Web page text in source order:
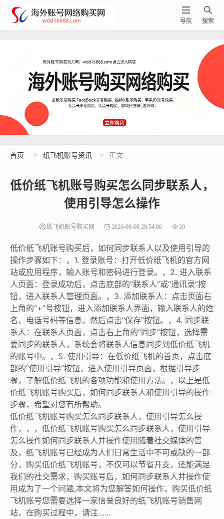

搜索

导航
首页  纸飞机账号资讯  正文
低价纸飞机账号购买怎么同步联系人，
使用引导怎么操作
纸飞机账号购买网 2026-08-08 20:54:06 20
低价纸飞机账号购买后，如何同步联系人以及使用引导的
操作步骤如下：，1. 登录账号：打开低价纸飞机的官方网
站或应用程序，输入账号和密码进行登录。，2. 进入联系
人页面：登录成功后，点击底部的“联系人”或“通讯录”按
钮，进入联系人管理页面。，3. 添加联系人：点击页面右
上角的“+”号按钮，进入添加联系人界面，输入联系人的姓
名、电话号码等信息，然后点击“保存”按钮。，4. 同步联
系人：在联系人页面，点击右上角的“同步”按钮，选择需
要同步的联系人，系统会将联系人信息同步到低价纸飞机
的账号中。，5. 使用引导：在低价纸飞机的首页，点击底
部的“使用引导”按钮，进入使用引导页面，根据引导步
骤，了解低价纸飞机的各项功能和使用方法。，以上是低
价纸飞机账号购买后，如何同步联系人和使用引导的操作
步骤，希望对您有所帮助。
低价纸飞机账号购买怎么同步联系人，使用引导怎么操
作，，，低价纸飞机账号购买怎么同步联系人，使用引导
怎么操作如何同步联系人并操作使用随着社交媒体的普
及，纸飞机账号已经成为人们日常生活中不可或缺的一部
分，购买低价纸飞机账号，不仅可以节省开支，还能满足
我们的社交需求，购买账号后，如何同步联系人并操作使
用成为了一个问题,本文将为您解答如何操作，购买低价纸
飞机账号您需要选择一家信誉良好的纸飞机账号销售网
站，在购买过程中，请注……